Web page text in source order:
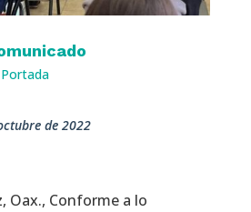
Portada
de 2022
Oax., Conforme a lo